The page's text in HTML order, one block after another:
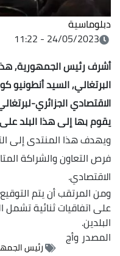
دبلوماسية
24/05/2023 - 11:22
أشرف رئيس الجمهورية, هذا
البرتغالي, السيد أنطونيو
الاقتصادي الجزائري-
يقوم بها إلى هذا البلد
ويهدف هذا المنتدى إلى
فرص التعاون والشراكة
الاقتصادي.
ومن المرتقب أن يتم
على اتفاقيات ثنائية تشمل
البلدين.
المصدروأج
رئيس